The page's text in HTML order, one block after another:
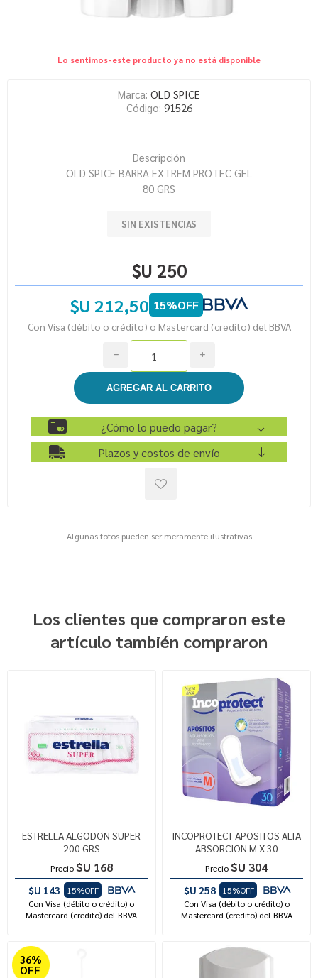
Lo sentimos-este producto ya no está disponible
Marca: OLD SPICE
Código: 91526
Descripción
OLD SPICE BARRA EXTREM PROTEC GEL
80 GRS
SIN EXISTENCIAS
$U 250
$U 212,50 15%OFF
Con Visa (débito o crédito) o Mastercard (credito) del BBVA
i
h
¿Cómo lo puedo pagar?
Plazos y costos de envío
Algunas fotos pueden ser meramente ilustrativas
Los clientes que compraron este
artículo también compraron
ESTRELLA ALGODON SUPER
200 GRS
Precio $U 168
$U 143
15%OFF
Con Visa (débito o crédito) o
Mastercard (credito) del BBVA
INCOPROTECT APOSITOS ALTA
ABSORCION M X 30
Precio $U 304
$U 258
15%OFF
Con Visa (débito o crédito) o
Mastercard (credito) del BBVA
36%
OFF